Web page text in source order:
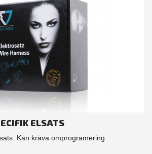
ELSATS
Kan kräva omprogramering